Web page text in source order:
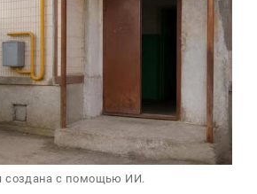
создана с помощью ИИ.